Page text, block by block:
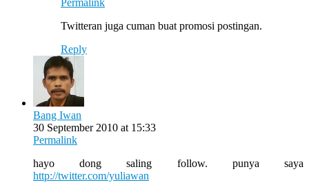
Permalink
Twitteran juga cuman buat promosi postingan.
Reply
Bang Iwan
30 September 2010 at 15:33
Permalink
hayo dong saling follow. punya saya
http://twitter.com/yuliawan